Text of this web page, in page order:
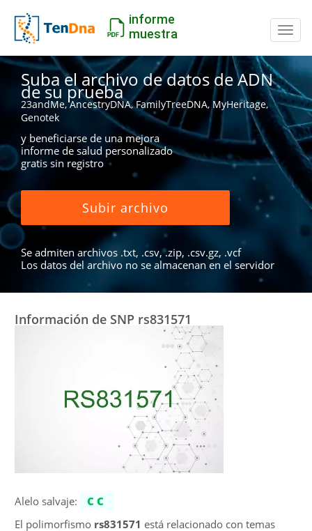
informe
muestra
Suba el archivo de datos de ADN
de su prueba
23andMe, AncestryDNA, FamilyTreeDNA, MyHeritage,
Genotek
y beneficiarse de una mejora
informe de salud personalizado
gratis sin registro
Subir archivo
Se admiten archivos .txt, .csv, .zip, .csv.gz, .vcf
Los datos del archivo no se almacenan en el servidor
Información de SNP rs831571
Alelo salvaje:
CC
El polimorfismo rs831571 está relacionado con temas